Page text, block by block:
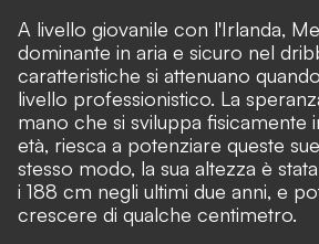
A livello giovanile con l'Irlanda,
dominante in aria e sicuro nel
caratteristiche si attenuano
livello professionistico. La
mano che si sviluppa fisicamente
età, riesca a potenziare queste
stesso modo, la sua altezza è
i 188 cm negli ultimi due anni, e
crescere di qualche centimetro.